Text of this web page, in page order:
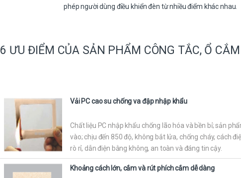
phép người dùng điều khiển đèn từ nhiều điểm khác nhau.
6 ƯU ĐIỂM CỦA SẢN PHẨM CÔNG TẮC, Ổ CẮM
Vải PC cao su chống va đập nhập khẩu
Chất liệu PC nhập khẩu chống lão hóa và bền bỉ; sản
vào; chịu đến 850 độ, không bắt lửa, chống cháy, cách
rò rỉ, dẫn điện bằng không, an toàn và đáng tin cậy.
Khoảng cách lớn, cắm và rút phích cắm dễ dàng